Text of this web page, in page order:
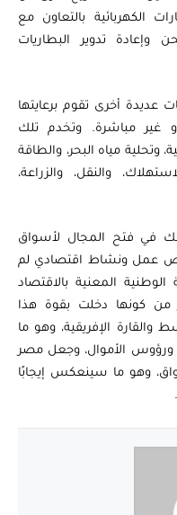
الكهربائية بالتعاون مع
تدوير البطاريات
أخرى تقوم برعايتها
غير مباشرة. وتخدم تلك
وتحلية مياه البحر، والطاقة
والنقل، والزراعة،
في فتح المجال لأسواق
عمل ونشاط اقتصادي لم
المعنية بالاقتصاد
من كونها دخلت بقوة هذا
الإفريقية، وهو ما
الأموال، وجعل مصر
وهو ما سينعكس إيجابًا